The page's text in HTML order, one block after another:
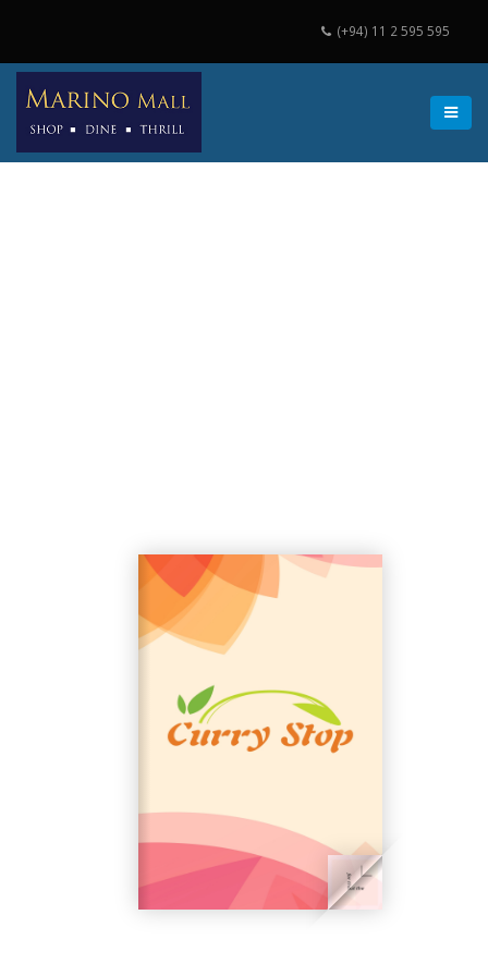
(+94) 11 2 595 595